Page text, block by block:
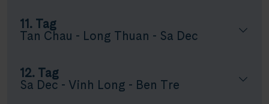
11. Tag
Tan Chau - Long Thuan - Sa Dec
12. Tag
Sa Dec - Vinh Long - Ben Tre